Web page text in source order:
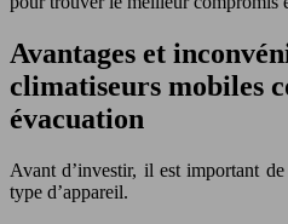
Avantages et
climatiseurs mobiles
évacuation
Avant d’investir, il est important
type d’appareil.